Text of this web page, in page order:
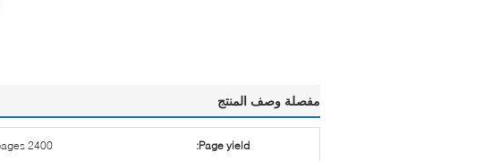
مفصلة وصف المنتج
Page yield:
2400 pages